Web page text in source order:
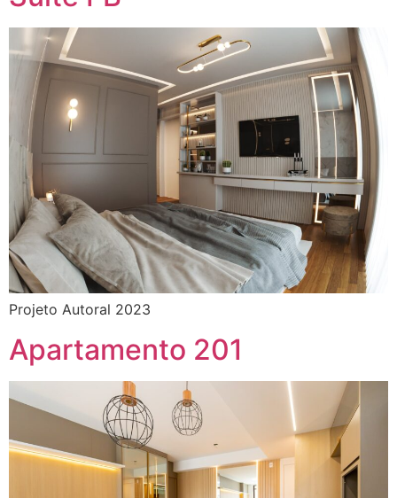
Projeto Autoral 2023
Apartamento 201